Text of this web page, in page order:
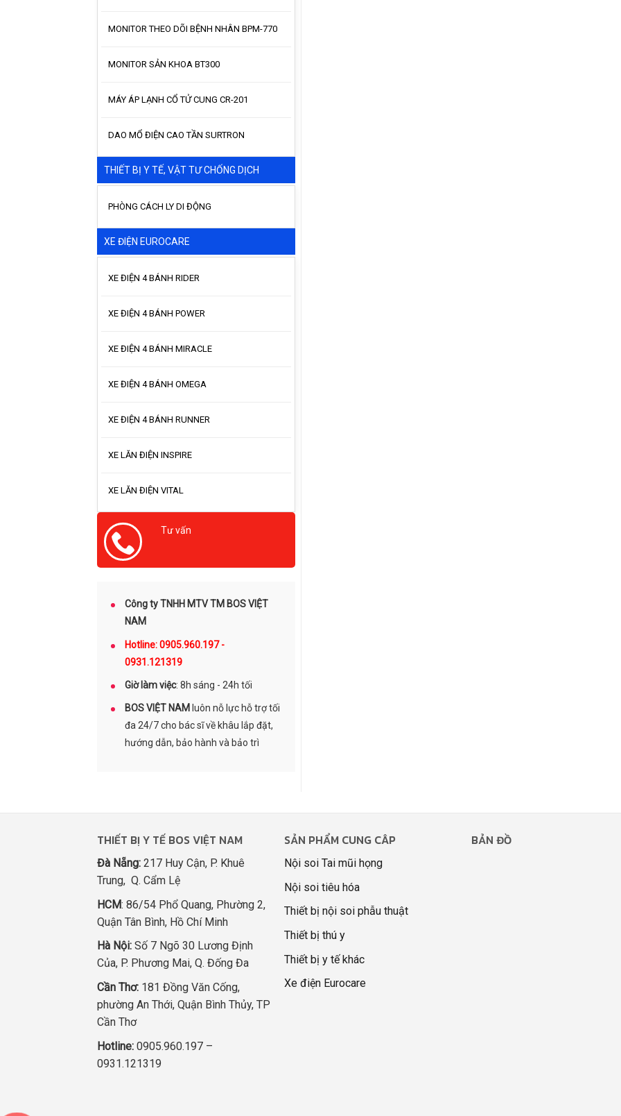
MONITOR THEO DÕI BỆNH NHÂN BPM-770
MONITOR SẢN KHOA BT300
MÁY ÁP LẠNH CỔ TỬ CUNG CR-201
DAO MỔ ĐIỆN CAO TẦN SURTRON
THIẾT BỊ Y TẾ, VẬT TƯ CHỐNG DỊCH
PHÒNG CÁCH LY DI ĐỘNG
XE ĐIỆN EUROCARE
XE ĐIỆN 4 BÁNH RIDER
XE ĐIỆN 4 BÁNH POWER
XE ĐIỆN 4 BÁNH MIRACLE
XE ĐIỆN 4 BÁNH OMEGA
XE ĐIỆN 4 BÁNH RUNNER
XE LĂN ĐIỆN INSPIRE
XE LĂN ĐIỆN VITAL
Tư vấn
Công ty TNHH MTV TM BOS VIỆT
NAM
Hotline: 0905.960.197 -
0931.121319
Giờ làm việc: 8h sáng - 24h tối
BOS VIỆT NAM luôn nỗ lực hỗ trợ tối
đa 24/7 cho bác sĩ về khâu lắp đặt,
hướng dẫn, bảo hành và bảo trì
THIẾT BỊ Y TẾ BOS VIỆT NAM
Đà Nẵng: 217 Huy Cận, P. Khuê
Trung, Q. Cẩm Lệ
HCM: 86/54 Phổ Quang, Phường 2,
Quận Tân Bình, Hồ Chí Minh
Hà Nội: Số 7 Ngõ 30 Lương Định
Của, P. Phương Mai, Q. Đống Đa
Cần Thơ: 181 Đồng Văn Cống,
phường An Thới, Quận Bình Thủy, TP
Cần Thơ
Hotline: 0905.960.197 –
0931.121319
SẢN PHẨM CUNG CÂP
Nội soi Tai mũi họng
Nội soi tiêu hóa
Thiết bị nội soi phẫu thuật
Thiết bị thú y
Thiết bị y tế khác
Xe điện Eurocare
BẢN ĐỒ